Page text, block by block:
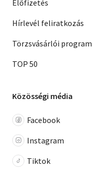
Előfizetés
Hírlevél feliratkozás
Törzsvásárlói program
TOP 50
Közösségi média
Facebook
Instagram
Tiktok